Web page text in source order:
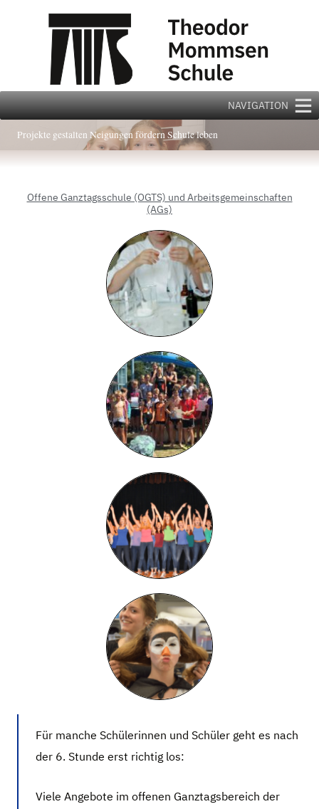
NAVIGATION
Projekte gestalten Neigungen fördern Schule leben
Offene Ganztagsschule (OGTS) und Arbeitsgemeinschaften
(AGs)​
Für manche Schülerinnen und Schüler geht es nach
der 6. Stunde erst richtig los:
Viele Angebote im offenen Ganztagsbereich der